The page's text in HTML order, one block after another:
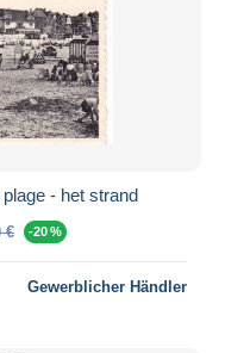
- het strand
€ -20 %
Gewerblicher Händler